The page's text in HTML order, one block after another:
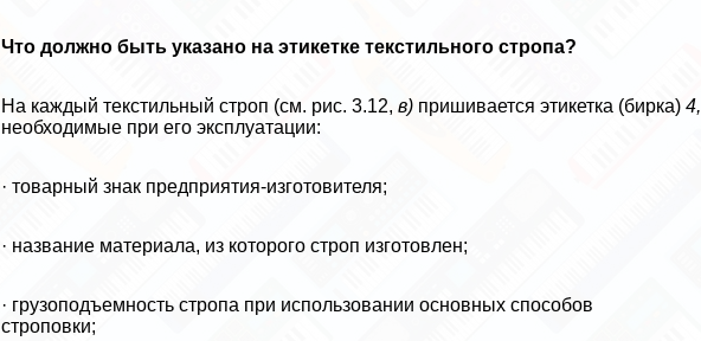
Что должно быть указано на этикетке текстильного стропа?
На каждый текстильный строп (см. рис. 3.12,в) пришивается этикет­ка (бирка)4,
необходимые при его эк­сплуатации:
· товарный знак предприятия-изготовителя;
· название материала, из которого строп изготовлен;
· грузоподъемность стропа при использовании основных способов
строповки;